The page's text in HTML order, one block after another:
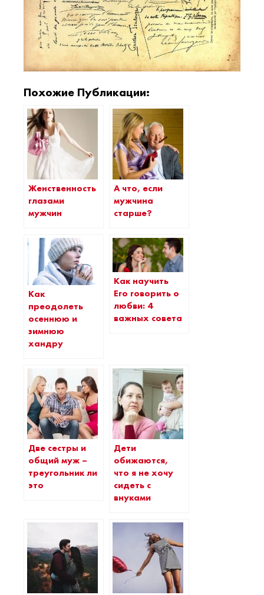
Похожие Публикации:
Женственность
глазами
мужчин
А что, если
мужчина
старше?
Как
преодолеть
осеннюю и
зимнюю
хандру
Как научить
Его говорить о
любви: 4
важных совета
Две сестры и
общий муж –
треугольник ли
это
Дети
обижаются,
что я не хочу
сидеть с
внуками